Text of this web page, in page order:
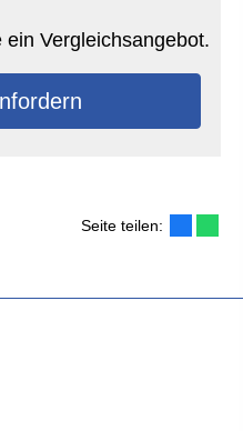
Vergleichsangebot.
Seite teilen: